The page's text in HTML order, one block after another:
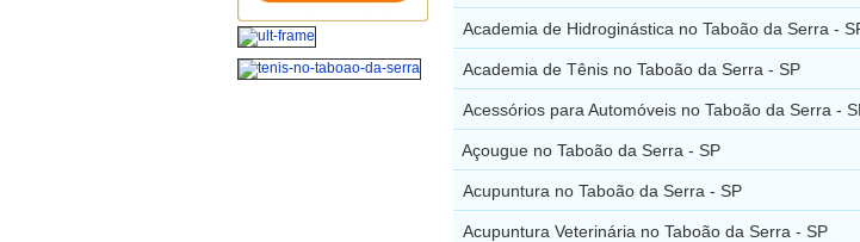
Academia de Hidroginástica no Taboão da Serra -
Academia de Tênis no Taboão da Serra - SP
Acessórios para Automóveis no Taboão da Serra -
Açougue no Taboão da Serra - SP
Acupuntura no Taboão da Serra - SP
Acupuntura Veterinária no Taboão da Serra - SP